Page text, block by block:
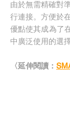
由於無需精確對
行連接。方便於
優點使其成為了
中廣泛使用的選擇
〈延伸閱讀：